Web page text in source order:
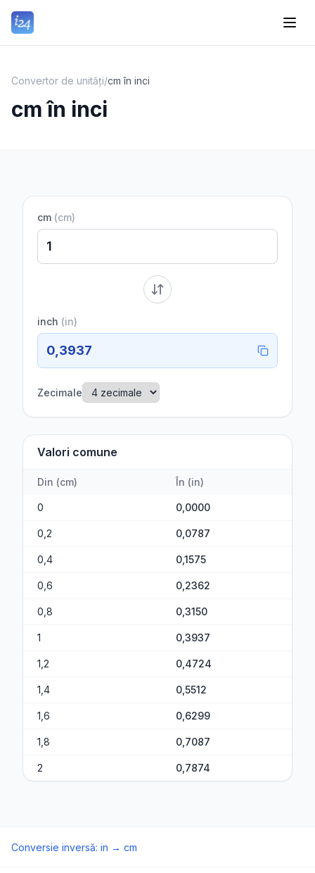
Convertor de unități/cm în inci
cm în inci
cm (cm)
inch (in)
0,3937
Zecimale
Valori comune
Din (cm) În (in)
0 0,0000
0,2 0,0787
0,4 0,1575
0,6 0,2362
0,8 0,3150
1 0,3937
1,2 0,4724
1,4 0,5512
1,6 0,6299
1,8 0,7087
2 0,7874
Conversie inversă: in → cm